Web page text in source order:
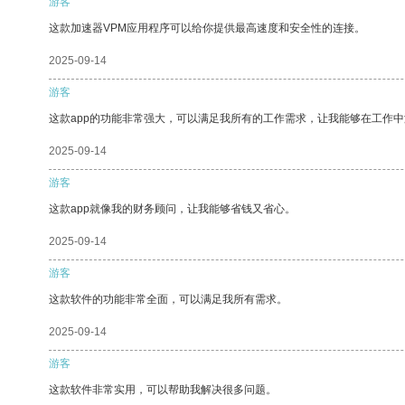
这款加速器VPM应用程序可以给你提供最高速度和安全性的连接。
2025-09-14
游客
这款app的功能非常强大，可以满足我所有的工作需求，让我能够在工作中
2025-09-14
游客
这款app就像我的财务顾问，让我能够省钱又省心。
2025-09-14
游客
这款软件的功能非常全面，可以满足我所有需求。
2025-09-14
游客
这款软件非常实用，可以帮助我解决很多问题。